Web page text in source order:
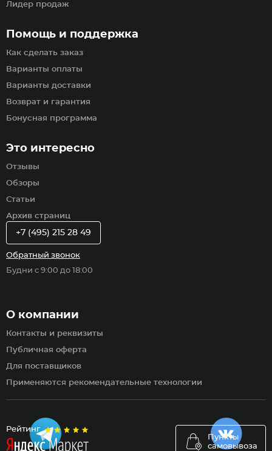
Рейтинг
Пункты
самовывоза
Помощь и поддержка
Как сделать заказ
Варианты оплаты
Варианты доставки
Возврат и гарантия
Бонусная программа
Лидер продаж
Это интересно
Отзывы
Обзоры
Статьи
Архив страниц
О компании
Контакты и реквизиты
Публичная оферта
Для поставщиков
Применяются рекомендательные технологии
+7 (495) 215 28 49
Обратный звонок
Будни с 9:00 до 18:00